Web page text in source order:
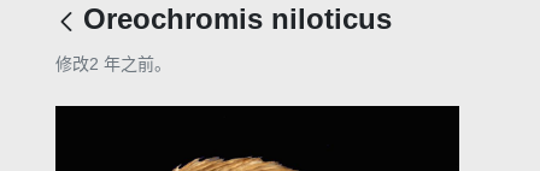
Oreochromis niloticus
修改2 年之前。